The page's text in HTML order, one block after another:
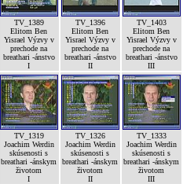
TV_1389
Elitom Ben
Yisrael Výzvy v
prechode na
breathari -ánstvo
I
TV_1396
Elitom Ben
Yisrael Výzvy v
prechode na
breathari -ánstvo
II
TV_1403
Elitom Ben
Yisrael Výzvy v
prechode na
breathari -ánstvo
III
TV_1319
Joachim Werdin
skúsenosti s
breathari -ánskym
životom
I
TV_1326
Joachim Werdin
skúsenosti s
breathari -ánskym
životom
II
TV_1333
Joachim Werdin
skúsenosti s
breathari -ánskym
životom
III